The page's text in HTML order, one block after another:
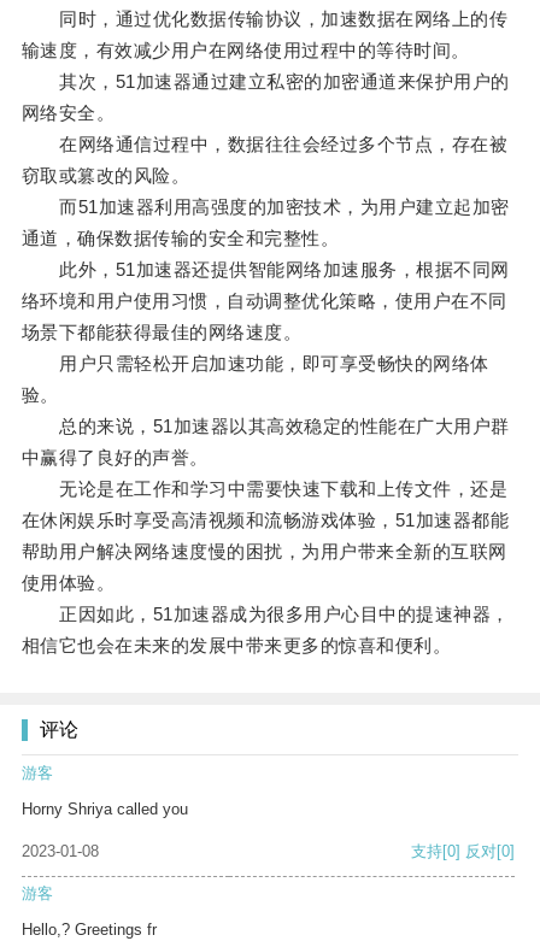
同时，通过优化数据传输协议，加速数据在网络上的传
输速度，有效减少用户在网络使用过程中的等待时间。
其次，51加速器通过建立私密的加密通道来保护用户的
网络安全。
在网络通信过程中，数据往往会经过多个节点，存在被
窃取或篡改的风险。
而51加速器利用高强度的加密技术，为用户建立起加密
通道，确保数据传输的安全和完整性。
此外，51加速器还提供智能网络加速服务，根据不同网
络环境和用户使用习惯，自动调整优化策略，使用户在不同
场景下都能获得最佳的网络速度。
用户只需轻松开启加速功能，即可享受畅快的网络体
验。
总的来说，51加速器以其高效稳定的性能在广大用户群
中赢得了良好的声誉。
无论是在工作和学习中需要快速下载和上传文件，还是
在休闲娱乐时享受高清视频和流畅游戏体验，51加速器都能
帮助用户解决网络速度慢的困扰，为用户带来全新的互联网
使用体验。
正因如此，51加速器成为很多用户心目中的提速神器，
相信它也会在未来的发展中带来更多的惊喜和便利。
评论
游客
Horny Shriya called you
2023-01-08 支持[0] 反对[0]
游客
Hello,? Greetings fr